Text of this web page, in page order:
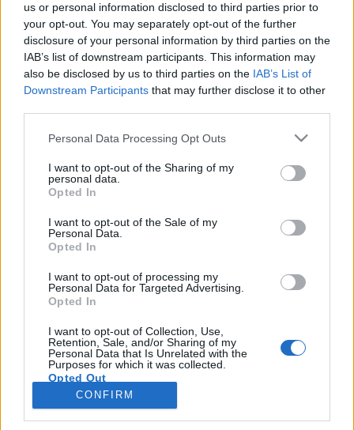
us or personal information disclosed to third parties prior to
your opt-out. You may separately opt-out of the further
disclosure of your personal information by third parties on the
IAB’s list of downstream participants. This information may
also be disclosed by us to third parties on the IAB’s List of
Downstream Participants that may further disclose it to other
Personal Data Processing Opt Outs
I want to opt-out of the Sharing of my
personal data.
Opted In
I want to opt-out of the Sale of my
Personal Data.
Opted In
I want to opt-out of processing my
Personal Data for Targeted Advertising.
Opted In
I want to opt-out of Collection, Use,
Retention, Sale, and/or Sharing of my
Personal Data that Is Unrelated with the
Purposes for which it was collected.
Opted Out
CONFIRM
Скъпи форум потребители,
Ако вие искате да се включите активно във
форума и да участвате в дискусиите, или
искате да започнете своя собствена тема,
Ние очакваме с нетърпение следващото ви
Дискусия: Събития през май 2024 г.
Анализатор
Съобщения:
Точки за награди:
600
14.5.24
.TAINNA.
Жива легенда
, женски
Съобщения:
14.5.24
dedoto
Адмирал
Съобщения:
Точки за награди:
14.5.24
[[Fermerkaa]]